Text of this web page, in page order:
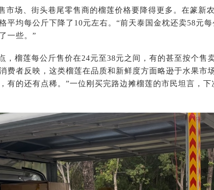
市场、街头巷尾零售商的榴莲价格要降得更多。在篆新
平均每公斤下降了10元左右。“前天泰国金枕还卖58元每
一些。”
，榴莲每公斤售价在24元至38元之间，有的甚至按个售
费者反映，这类榴莲在品质和新鲜度方面略逊于水果市
有的还有点稀。”一位刚买完路边摊榴莲的市民坦言，